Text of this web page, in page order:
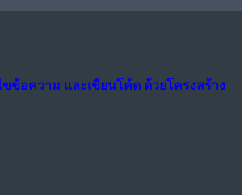
ข้อความ และเขียนโค้ด ด้วยโครงสร้าง